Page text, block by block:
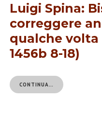
Luigi Spina:
correggere
qualche volta
1456b 8-18)
CONTINUA…